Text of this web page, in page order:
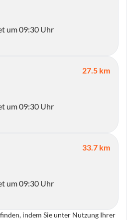
um 09:30 Uhr
27.5 km
um 09:30 Uhr
33.7 km
um 09:30 Uhr
indem Sie unter Nutzung Ihrer